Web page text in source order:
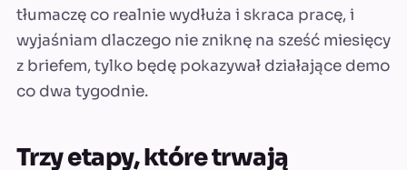
tłumaczę co realnie wydłuża i skraca pracę, i
wyjaśniam dlaczego nie zniknę na sześć miesięcy
z briefem, tylko będę pokazywał działające demo
co dwa tygodnie.
Trzy etapy, które trwają